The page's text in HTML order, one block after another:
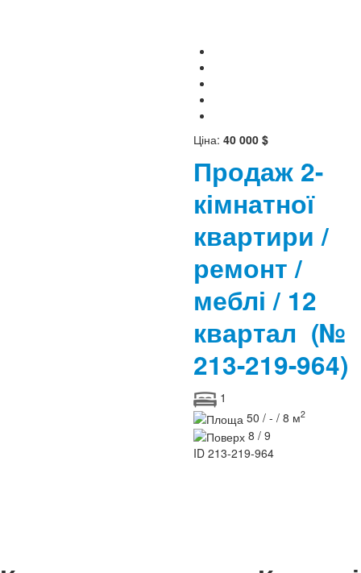
Ціна: 40 000 $
Продаж 2-
кімнатної
квартири /
ремонт /
меблі / 12
квартал (№
213-219-964)
1
50 / - / 8 м2
8 / 9
ID 213-219-964